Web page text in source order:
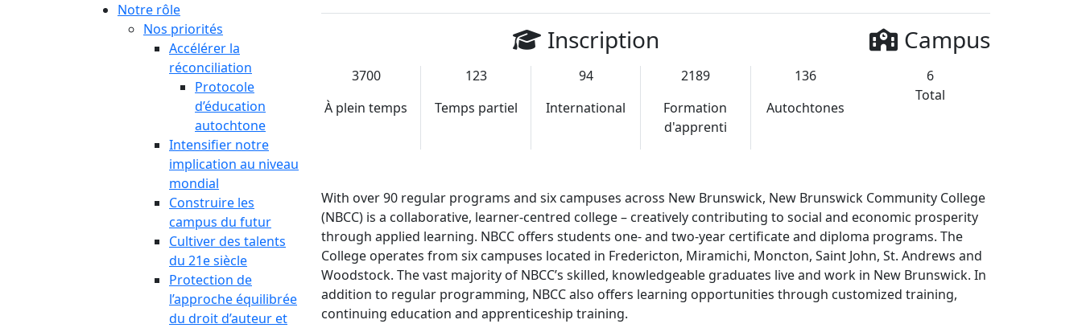
Notre rôle
Nos priorités
Accélérer la
réconciliation
Protocole
d’éducation
autochtone
Intensifier notre
implication au niveau
mondial
Construire les
campus du futur
Cultiver des talents
du 21e siècle
Protection de
l’approche équilibrée
du droit d’auteur et
Inscription
3700
À plein temps
123
Temps partiel
94
International
2189
Formation
d'apprenti
136
Autochtones
Campus
6
Total
With over 90 regular programs and six campuses across New Brunswick, New Brunswick Community College
(NBCC) is a collaborative, learner-centred college – creatively contributing to social and economic prosperity
through applied learning. NBCC offers students one- and two-year certificate and diploma programs. The
College operates from six campuses located in Fredericton, Miramichi, Moncton, Saint John, St. Andrews and
Woodstock. The vast majority of NBCC’s skilled, knowledgeable graduates live and work in New Brunswick. In
addition to regular programming, NBCC also offers learning opportunities through customized training,
continuing education and apprenticeship training.